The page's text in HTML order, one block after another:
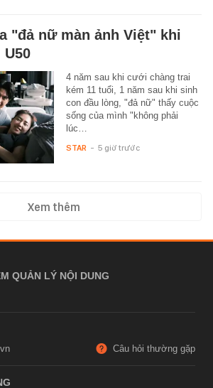
"đả nữ màn ảnh Việt" khi
4 năm sau khi cưới chàng trai
kém 11 tuổi, 1 năm sau khi sinh
con đầu lòng, "đả nữ" thấy cuộc
sống của mình "không phải
lúc…
STAR - 5 giờ trước
Xem thêm
QUẢN LÝ NỘI DUNG
Câu hỏi thường gặp